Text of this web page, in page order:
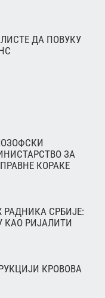
ДА ПОВУКУ
ЗА
КОРАКЕ
СРБИЈЕ:
КАО РИЈАЛИТИ
КРОВОВА